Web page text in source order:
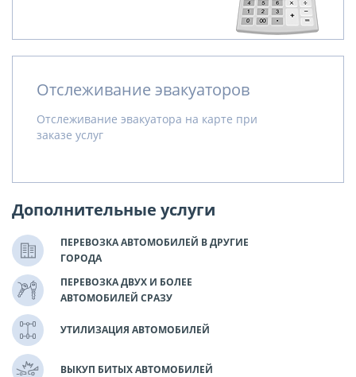
Отслеживание эвакуаторов
Отслеживание эвакуатора на карте при
заказе услуг
Дополнительные услуги
ПЕРЕВОЗКА АВТОМОБИЛЕЙ В ДРУГИЕ
ГОРОДА
ПЕРЕВОЗКА ДВУХ И БОЛЕЕ
АВТОМОБИЛЕЙ СРАЗУ
УТИЛИЗАЦИЯ АВТОМОБИЛЕЙ
ВЫКУП БИТЫХ АВТОМОБИЛЕЙ